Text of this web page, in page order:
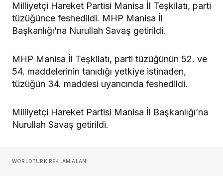
Milliyetçi Hareket Partisi Manisa İl Teşkilatı, parti
tüzüğünce feshedildi. MHP Manisa İl
Başkanlığı’na Nurullah Savaş getirildi.
MHP Manisa İl Teşkilatı, parti tüzüğünün 52. ve
54. maddelerinin tanıdığı yetkiye istinaden,
tüzüğün 34. maddesi uyarıcında feshedildi.
Milliyetçi Hareket Partisi Manisa İl Başkanlığı’na
Nurullah Savaş getirildi.
WORLDTURK REKLAM ALANI